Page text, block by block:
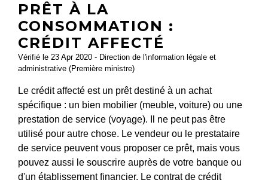
PRÊT À LA
CONSOMMATION :
CRÉDIT AFFECTÉ
Vérifié le 23 Apr 2020 - Direction de l'information légale et
administrative (Première ministre)
Le crédit affecté est un prêt destiné à un achat
spécifique : un bien mobilier (meuble, voiture) ou une
prestation de service (voyage). Il ne peut pas être
utilisé pour autre chose. Le vendeur ou le prestataire
de service peuvent vous proposer ce prêt, mais vous
pouvez aussi le souscrire auprès de votre banque ou
d'un établissement financier. Le contrat de crédit